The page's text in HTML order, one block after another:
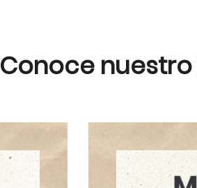
Conoce